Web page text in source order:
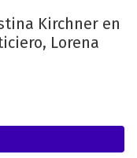
Kirchner en
Lorena